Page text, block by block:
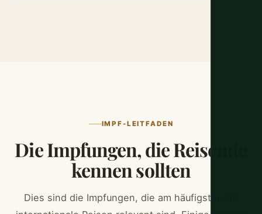
IMPF-LEITFADEN
Die Impfungen, die Reisende
kennen sollten
Dies sind die Impfungen, die am häufigsten für